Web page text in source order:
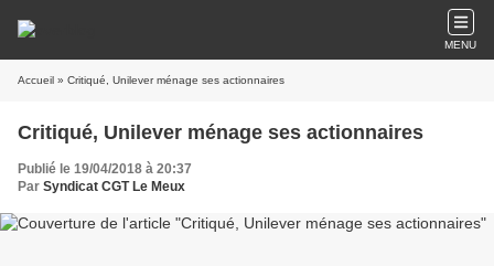
MENU
Accueil » Critiqué, Unilever ménage ses actionnaires
Critiqué, Unilever ménage ses actionnaires
Publié le 19/04/2018 à 20:37
Par Syndicat CGT Le Meux